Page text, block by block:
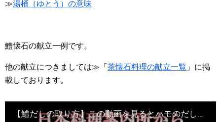
≫湯桶（ゆとう）の意味
鱧懐石の献立一例です。
他の献立につきましては≫「 茶懐石料理の献立一覧 」に掲
載しております。
【鱧だしの取り方】この動画を見るとハモのだしが作れるようになります・Japanese food